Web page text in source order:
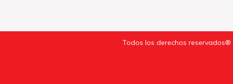
Todos los derechos reservados®